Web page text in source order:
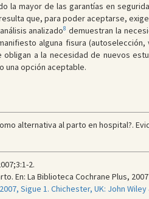
la mayor de las garantías en
que, para poder aceptarse,
analizado8 demuestran la
alguna fisura
a la necesidad de nuevos
una opción aceptable.
alternativa al parto en hospital?.
2.
En: La Biblioteca Cochrane Plus,
Sigue 1. Chichester, UK: John